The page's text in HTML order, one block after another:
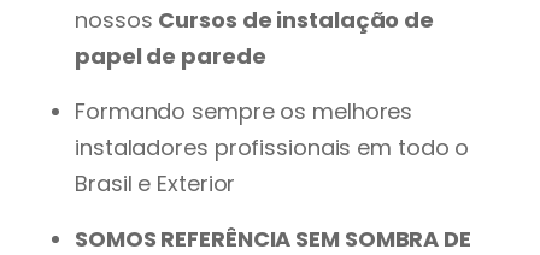
nossos Cursos de instalação de
papel de parede
Formando sempre os melhores
instaladores profissionais em todo o
Brasil e Exterior
SOMOS REFERÊNCIA SEM SOMBRA DE